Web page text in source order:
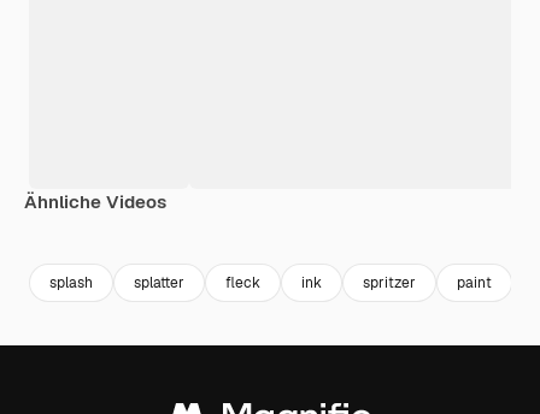
Ähnliche Videos
splash splatter fleck ink spritzer paint